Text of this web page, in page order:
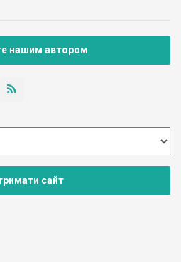
нашим автором
сайт